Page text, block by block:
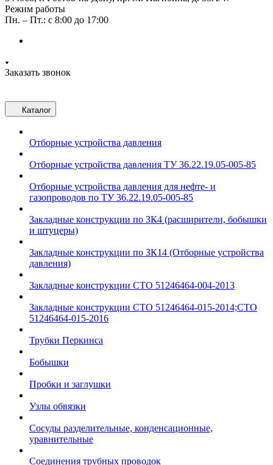
Режим работы
Пн. – Пт.: с 8:00 до 17:00
Заказать звонок
Каталог
Отборные устройства давления
Отборные устройства давления ТУ 36.22.19.05-005-85
Отборные устройства давления для нефте- и
газопроводов по ТУ 36.22.19.05-005-85
Закладные конструкции по ЗК4 (расширители, бобышки
и штуцеры)
Закладные конструкции по ЗК14 (Отборные устройства
давления)
Закладные конструкции СТО 51246464-004-2013
Закладные конструкции СТО 51246464-015-2014;СТО
51246464-015-2016
Трубки Перкинса
Бобышки
Пробки и заглушки
Узлы обвязки
Сосуды разделительные, конденсационные,
уравнительные
Соединения трубных проводок